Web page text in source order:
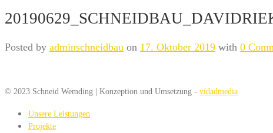
Posted by adminschneidbau on 17. Oktober 2019 with 0
© 2023 Schneid Wemding | Konzeption und Umsetzung - vidadmedia
Unsere Leistungen
Projekte